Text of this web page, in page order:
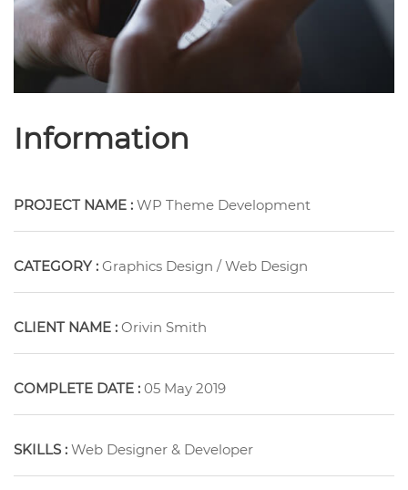
Information
PROJECT NAME : WP Theme Development
CATEGORY : Graphics Design / Web Design
CLIENT NAME : Orivin Smith
COMPLETE DATE : 05 May 2019
SKILLS : Web Designer & Developer